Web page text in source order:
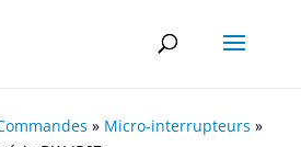
» Micro-interrupteurs »